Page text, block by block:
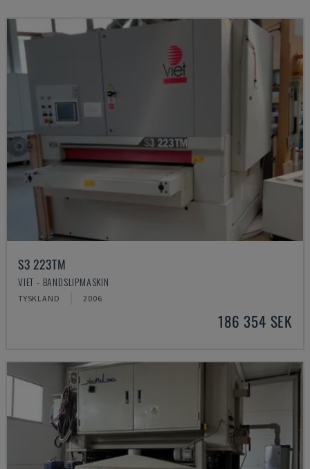
S3 223TM
VIET - BANDSLIPMASKIN
TYSKLAND 2006
186 354 SEK